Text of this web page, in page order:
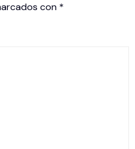
con *